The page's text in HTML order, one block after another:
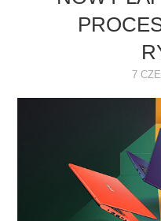
NAPĘDY
7